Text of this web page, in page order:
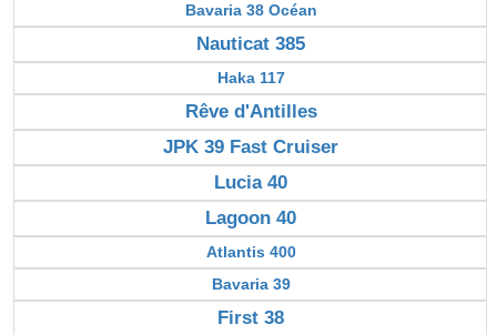
Bavaria 38 Océan
Nauticat 385
Haka 117
Rêve d'Antilles
JPK 39 Fast Cruiser
Lucia 40
Lagoon 40
Atlantis 400
Bavaria 39
First 38